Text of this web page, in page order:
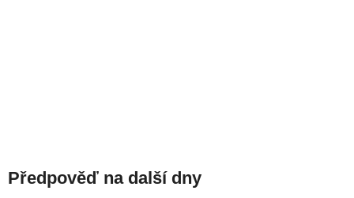
Předpověď na další dny